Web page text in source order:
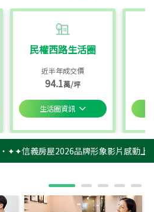
民權西路生活圈
近半年成交價
94.1萬/坪
生活圈資訊
‧✦✦信義房屋2026品牌形象影片感動上